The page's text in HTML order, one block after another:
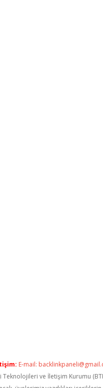
E-mail:
Teknolojileri ve İletişim Kurumu